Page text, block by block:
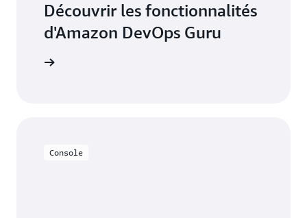
Découvrir les fonctionnalités
d'Amazon DevOps Guru
Console